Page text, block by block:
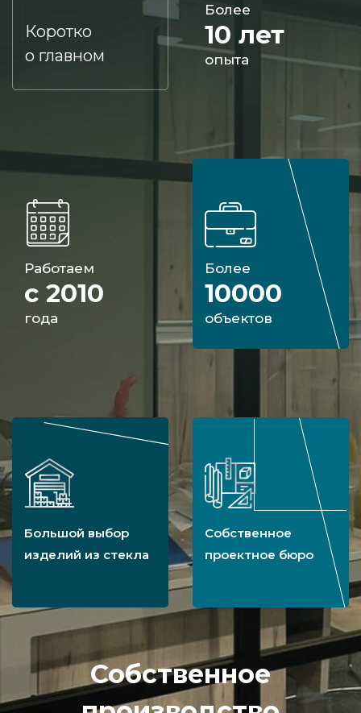
Коротко
о главном
Более
10 лет
опыта
Работаем
с 2010
года
Более
10000
объектов
Большой выбор
изделий из стекла
Собственное
проектное бюро
Собственное